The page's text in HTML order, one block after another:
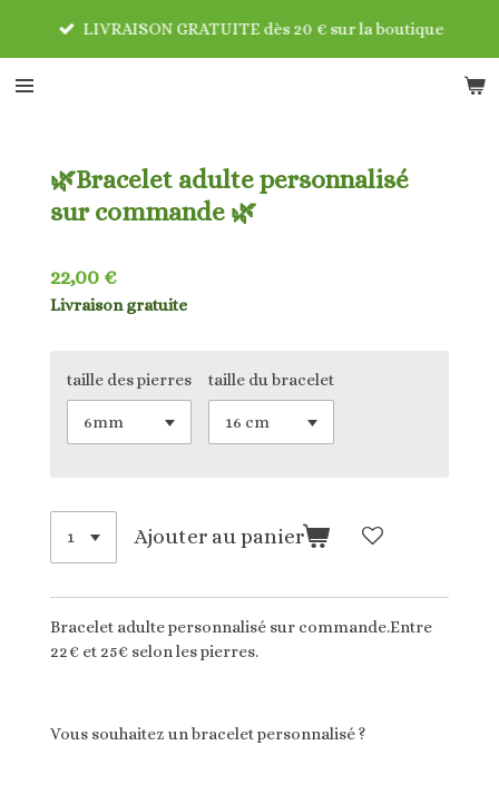
principal
LIVRAISON GRATUITE dès 20 € sur la boutique
🌿Bracelet adulte personnalisé
sur commande 🌿
22,00 €
Livraison gratuite
taille des pierres taille du bracelet
Ajouter au panier
Bracelet adulte personnalisé sur commande.Entre
22€ et 25€ selon les pierres.
Vous souhaitez un bracelet personnalisé ?